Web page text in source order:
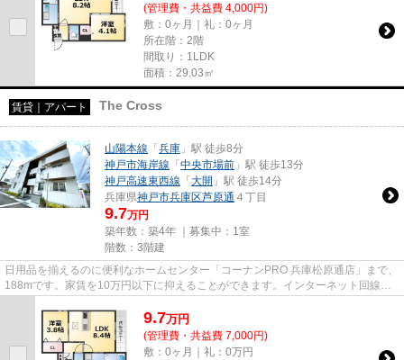
(管理費・共益費 4,000円)
敷：0ヶ月｜礼：0ヶ月
所在階：2階
間取り：1LDK
面積：29.03㎡
賃貸｜アパート The Cross
山陽本線 「 兵庫 」駅 徒歩8分
神戸市海岸線 「 中央市場前 」駅 徒歩13分
神戸高速東西線 「 大開 」駅 徒歩14分
兵庫県神戸市兵庫区芦原通 ４丁目
9.7万円
築年数：築4年 ｜募集中： 1室
階数：3階建
日用品を揃えるのに便利なホームセンター「コーナンPRO 兵庫松原通店」まで、
188mです。家賃を10万円以下に抑えることができます。インターネット回線が
9.7万円
(管理費・共益費 7,000円)
敷：0ヶ月｜礼：0万円